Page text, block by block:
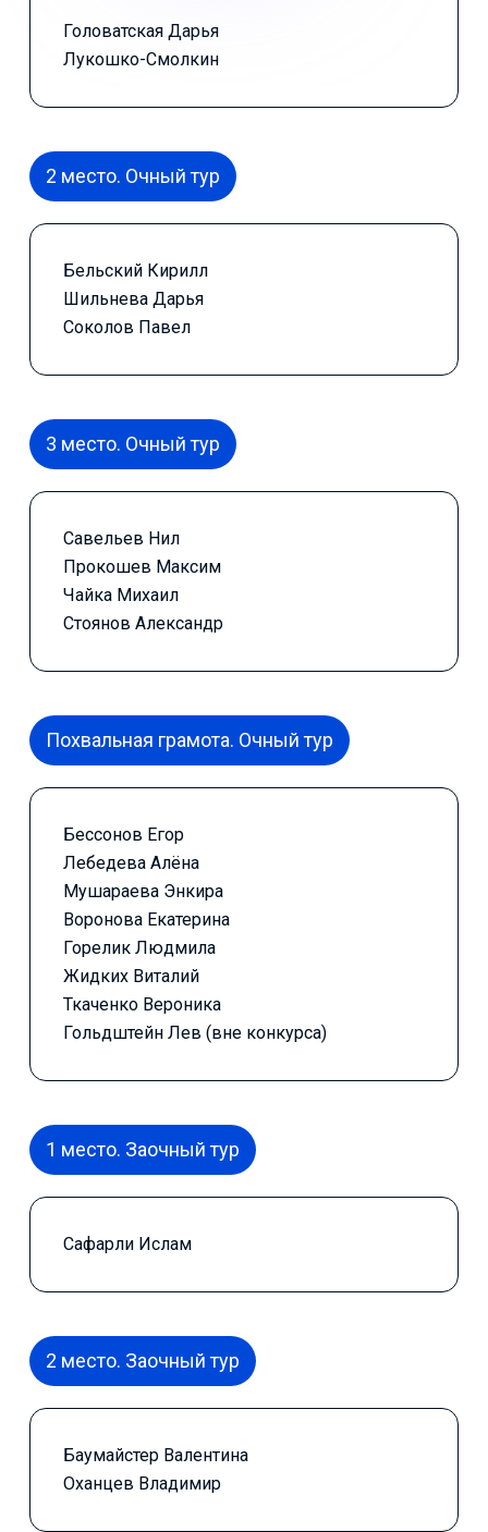
Головатская Дарья
Лукошко-Смолкин
2 место. Очный тур
Бельский Кирилл
Шильнева Дарья
Соколов Павел
3 место. Очный тур
Савельев Нил
Прокошев Максим
Чайка Михаил
Стоянов Александр
Похвальная грамота. Очный тур
Бессонов Егор
Лебедева Алёна
Мушараева Энкира
Воронова Екатерина
Горелик Людмила
Жидких Виталий
Ткаченко Вероника
Гольдштейн Лев (вне конкурса)
1 место. Заочный тур
Сафарли Ислам
2 место. Заочный тур
Баумайстер Валентина
Оханцев Владимир